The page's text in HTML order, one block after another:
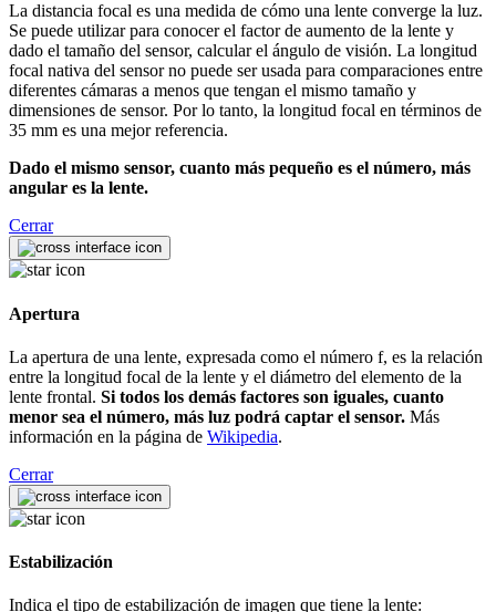
La distancia focal es una medida de cómo una lente converge la luz.
Se puede utilizar para conocer el factor de aumento de la lente y
dado el tamaño del sensor, calcular el ángulo de visión. La longitud
focal nativa del sensor no puede ser usada para comparaciones entre
diferentes cámaras a menos que tengan el mismo tamaño y
dimensiones de sensor. Por lo tanto, la longitud focal en términos de
35 mm es una mejor referencia.
Dado el mismo sensor, cuanto más pequeño es el número, más
angular es la lente.
Cerrar
Apertura
La apertura de una lente, expresada como el número f, es la relación
entre la longitud focal de la lente y el diámetro del elemento de la
lente frontal. Si todos los demás factores son iguales, cuanto
menor sea el número, más luz podrá captar el sensor. Más
información en la página de Wikipedia.
Cerrar
Estabilización
Indica el tipo de estabilización de imagen que tiene la lente: